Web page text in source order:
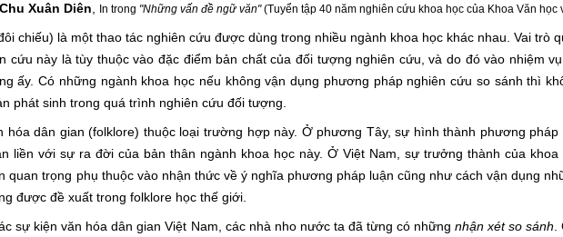
Xuân Diên In trong "Những vấn đề ngữ văn"(Tuyển tập 40 năm nghiên cứu khoa học của Khoa Văn học
chiếu) là một thao tác nghiên cứu được dùng trong nhiều ngành khoa học khác nhau. Vai trò
cứu này là tùy thuộc vào đặc điểm bản chất của đối tượng nghiên cứu, và do đó vào nhiệm
ấy. Có những ngành khoa học nếu không vận dụng phương pháp nghiên cứu so sánh thì
phát sinh trong quá trình nghiên cứu đối tượng.
gian (folklore) thuộc loại trường hợp này. Ở phương Tây, sự hình thành phương pháp
liền với sự ra đời của bản thân ngành khoa học này. Ở Việt Nam, sự trưởng thành của khoa
quan trọng phụ thuộc vào nhận thức về ý nghĩa phương pháp luận cũng như cách vận dụng
được đề xuất trong folklore học thế giới.
kiện văn hóa dân gian Việt Nam, các nhà nho nước ta đã từng có nhữngnhận xét so sánh